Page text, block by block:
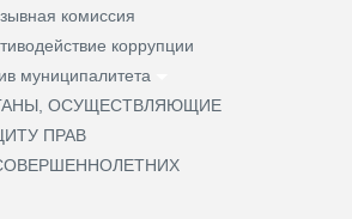
комиссия
коррупции
муниципалитета
ОСУЩЕСТВЛЯЮЩИЕ
ПРАВ